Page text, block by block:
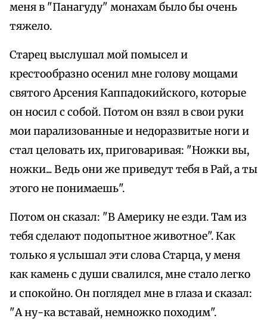
меня в "Панагуду" монахам было бы очень
тяжело.
Старец выслушал мой помысел и
крестообразно осенил мне голову мощами
святого Арсения Каппадокийского, которые
он носил с собой. Потом он взял в свои руки
мои парализованные и недоразвитые ноги и
стал целовать их, приговаривая: "Ножки вы,
ножки... Ведь они же приведут тебя в Рай, а ты
этого не понимаешь".
Потом он сказал: "В Америку не езди. Там из
тебя сделают подопытное животное". Как
только я услышал эти слова Старца, у меня
как камень с души свалился, мне стало легко
и спокойно. Он поглядел мне в глаза и сказал:
"А ну-ка вставай, немножко походим".